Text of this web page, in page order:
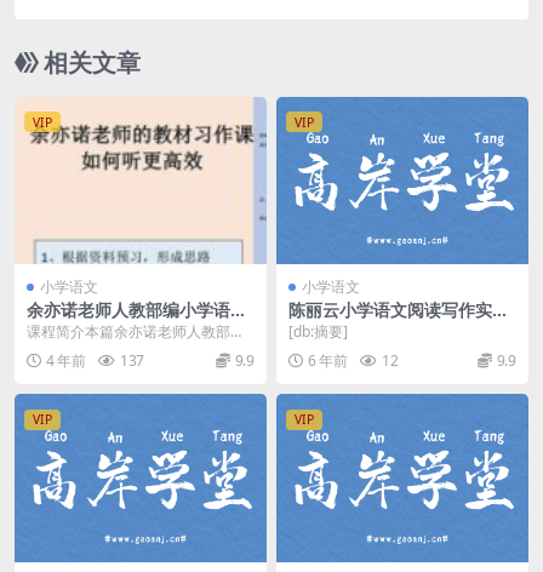
相关文章
VIP
小学语文
余亦诺老师人教部编小学语文
课本作文视频讲解网课(3-6年
级 含电子讲义)百度网盘分享
下载
课程简介本篇余亦诺老师人教部编
小学语文课本作文视频讲解课，原
名：余亦诺老师的教材...
4 年前 137 9.9
VIP
小学语文
陈丽云小学语文阅读写作实战
课（压缩超清视频完结）百度
网盘
[db:摘要]
6 年前
12 9.9
VIP VIP